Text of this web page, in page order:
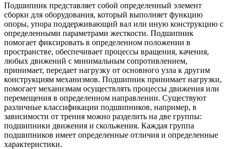
Подшипник представляет собой определенный элемент
сборки для оборудования, который выполняет функцию
опоры, упора поддерживающий вал или иную конструкцию с
определенными параметрами жесткости. Подшипник
помогает фиксировать в определенном положении в
пространстве, обеспечивает процессы вращения, качения,
любых движений с минимальным сопротивлением,
принимает, передает нагрузку от основного узла к другим
конструкциям механизмов. Подшипник принимает нагрузки,
помогает механизмам осуществлять процессы движения или
перемещения в определенном направлении. Существуют
различные классификации подшипников, например, в
зависимости от трения можно разделить на две группы:
подшипники движения и скольжения. Каждая группа
подшипников имеет определенные отличия и определенные
характеристики.